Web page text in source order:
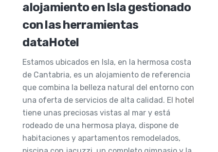
alojamiento en Isla gestionado
con las herramientas
dataHotel
Estamos ubicados en Isla, en la hermosa costa
de Cantabria, es un alojamiento de referencia
que combina la belleza natural del entorno con
una oferta de servicios de alta calidad. El hotel
tiene unas preciosas vistas al mar y está
rodeado de una hermosa playa, dispone de
habitaciones y apartamentos remodelados,